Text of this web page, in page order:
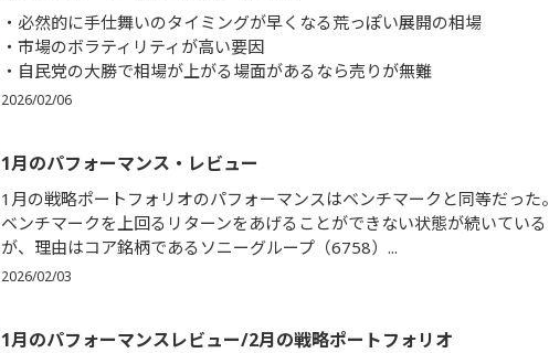
必然的に手仕舞いのタイミングが早くなる荒っぽい展開の相場
市場のボラティリティが高い要因
自民党の大勝で相場が上がる場面があるなら売りが無難
2026/02/06
1月のパフォーマンス・レビュー
1月の戦略ポートフォリオのパフォーマンスはベンチマークと同等だった。
ベンチマークを上回るリターンをあげることができない状態が続いている
が、理由はコア銘柄であるソニーグループ（6758）...
2026/02/03
1月のパフォーマンスレビュー/2月の戦略ポートフォリオ